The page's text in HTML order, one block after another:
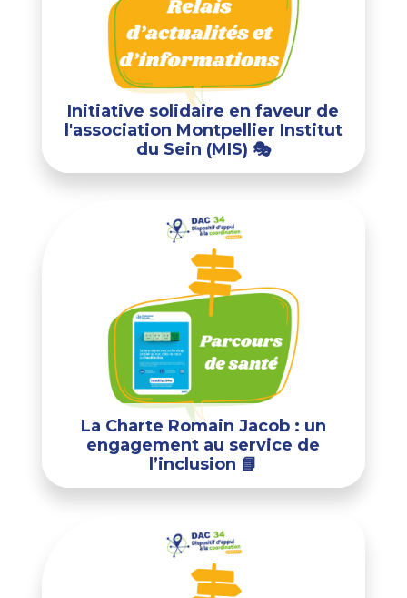
Initiative solidaire en faveur de
l'association Montpellier Institut
du Sein (MIS) 🎭
La Charte Romain Jacob : un
engagement au service de
l’inclusion 📘